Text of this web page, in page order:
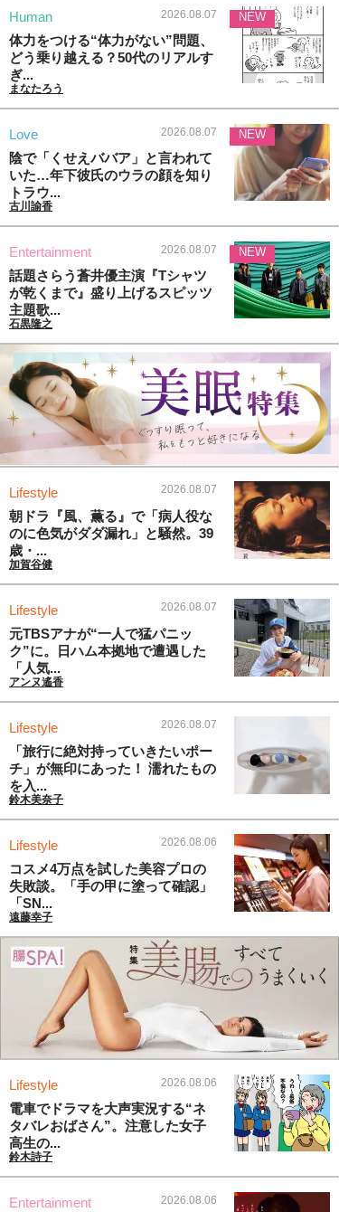
Human 2026.08.07
体力をつける“体力がない”問題、
どう乗り越える？50代のリアルす
ぎ...
まなたろう
NEW
Love 2026.08.07
陰で「くせえババア」と言われて
いた…年下彼氏のウラの顔を知り
トラウ...
古川諭香
NEW
Entertainment 2026.08.07
話題さらう蒼井優主演『Tシャツ
が乾くまで』盛り上げるスピッツ
主題歌...
石黒隆之
NEW
Lifestyle 2026.08.07
朝ドラ『風、薫る』で「病人役な
のに色気がダダ漏れ」と騒然。39
歳・...
加賀谷健
Lifestyle 2026.08.07
元TBSアナが“一人で猛パニッ
ク”に。日ハム本拠地で遭遇した
「人気...
アンヌ遙香
Lifestyle 2026.08.07
「旅行に絶対持っていきたいポー
チ」が無印にあった！ 濡れたもの
を入...
鈴木美奈子
Lifestyle 2026.08.06
コスメ4万点を試した美容プロの
失敗談。「手の甲に塗って確認」
「SN...
遠藤幸子
Lifestyle 2026.08.06
電車でドラマを大声実況する“ネ
タバレおばさん”。注意した女子
高生の...
鈴木詩子
Entertainment 2026.08.06